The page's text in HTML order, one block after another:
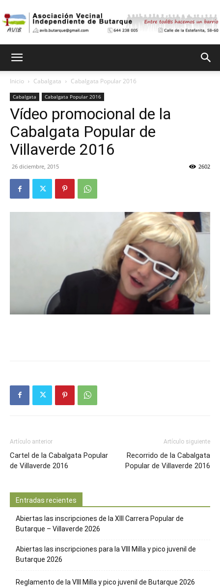
Independiente
Butarque
Inicio Cabalgata Cabalgata Popular 2016
Cabalgata Cabalgata Popular 2016
Vídeo promocional de la
Cabalgata Popular de
Villaverde 2016
26 diciembre, 2015 2602
Artículo anterior
Cartel de la Cabalgata Popular
de Villaverde 2016
Artículo siguiente
Recorrido de la Cabalgata
Popular de Villaverde 2016
Entradas recientes
Abiertas las inscripciones de la XIII Carrera Popular de
Butarque – Villaverde 2026
Abiertas las inscripciones para la VIII Milla y pico juvenil de
Butarque 2026
Reglamento de la VIII Milla y pico juvenil de Butarque 2026